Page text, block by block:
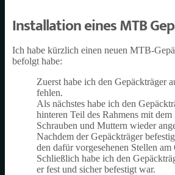
Installation eines MTB
Ich habe kürzlich einen neuen MTB-
befolgt habe:
Zuerst habe ich den Gepäckträger
fehlen.
Als nächstes habe ich den
hinteren Teil des Rahmens mit
Schrauben und Muttern wieder
Nachdem der Gepäckträger
den dafür vorgesehenen Stellen
Schließlich habe ich den
er fest und sicher befestigt war.